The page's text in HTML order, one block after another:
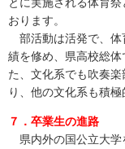
おります。
部活動は活発で、体
績を修め、県高校総
た、文化系でも吹奏
り、他の文化系も積極
７．卒業生の進路
県内外の国公立大学